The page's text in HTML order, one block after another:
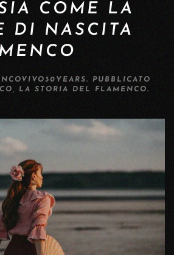
COME LA
DI NASCITA
. PUBBLICATO
LA STORIA DEL FLAMENCO.